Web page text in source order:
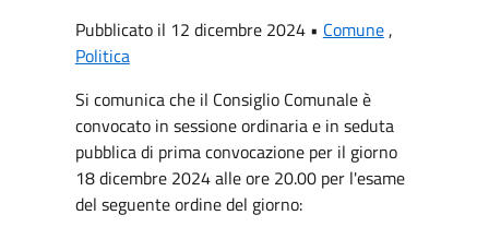
Pubblicato il 12 dicembre 2024 • Comune,
Politica
Si comunica che il Consiglio Comunale è
convocato in sessione ordinaria e in seduta
pubblica di prima convocazione per il giorno
18 dicembre 2024 alle ore 20.00 per l'esame
del seguente ordine del giorno: